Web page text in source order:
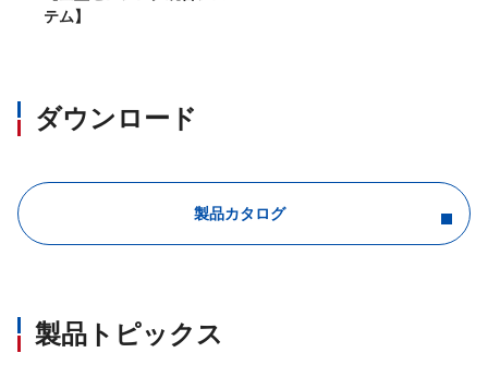
テム】
ダウンロード
製品カタログ
製品トピックス